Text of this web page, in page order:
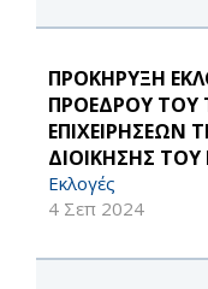
ΠΡΟΚΗΡΥΞΗ
ΠΡΟΕΔΡΟΥ ΤΟΥ
ΕΠΙΧΕΙΡΗΣΕΩΝ
ΔΙΟΙΚΗΣΗΣ ΤΟΥ
Εκλογές
4 Σεπ 2024